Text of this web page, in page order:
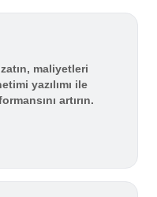
maliyetleri
yazılımı ile
artırın.